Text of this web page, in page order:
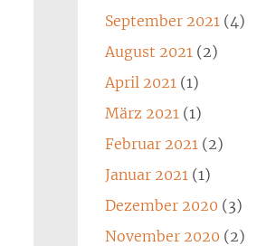
September 2021(4)
August 2021(2)
April 2021(1)
März 2021(1)
Februar 2021(2)
Januar 2021(1)
Dezember 2020 (3)
November 2020 (2)